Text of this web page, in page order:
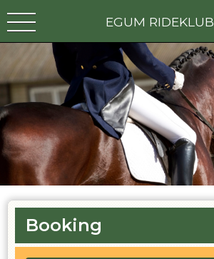
EGUM RIDEKLUB
Booking